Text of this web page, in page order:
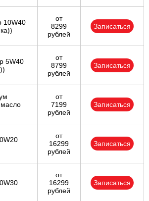
10W40
от
8299
рублей
Записаться
5W40
от
8799
рублей
Записаться
масло
от
7199
рублей
Записаться
от
16299
рублей
Записаться
от
16299
рублей
Записаться